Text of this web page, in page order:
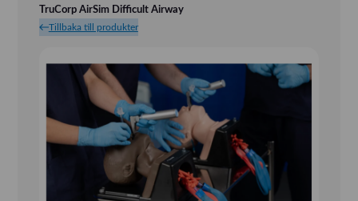
Våra värderingar
Om oss
Referensinstallation
Utställningar
Tlf.: 031 – 52 11 40
TruCorp AirSim Difficult Airway
Tillbaka till produkter